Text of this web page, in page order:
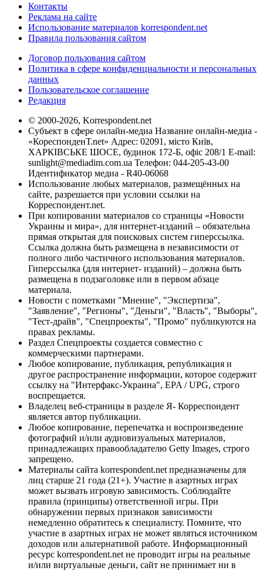
Контакты
Реклама на сайте
Использование материалов korrespondent.net
Правила пользования сайтом
Договор пользования сайтом
Политика в сфере конфиденциальности и персональных
данных
Пользовательское соглашение
Редакция
© 2000-2026, Korrespondent.net
Субъект в сфере онлайн-медиа Название онлайн-медиа -
«КореспонденТ.net» Адрес: 02091, місто Київ,
ХАРКІВСЬКЕ ШОСЕ, будинок 172-Б, офіс 208/1 E-mail:
sunlight@mediadim.com.ua Телефон: 044-205-43-00
Идентификатор медиа - R40-06068
Использование любых материалов, размещённых на
сайте, разрешается при условии ссылки на
Корреспондент.net.
При копировании материалов со страницы «Новости
Украины и мира», для интернет-изданий – обязательна
прямая открытая для поисковых систем гиперссылка.
Ссылка должна быть размещена в независимости от
полного либо частичного использования материалов.
Гиперссылка (для интернет- изданий) – должна быть
размещена в подзаголовке или в первом абзаце
материала.
Новости с пометками "Мнение", "Экспертиза",
"Заявление", "Регионы", "Деньги", "Власть", "Выборы",
"Тест-драйв", "Спецпроекты", "Промо" публикуются на
правах рекламы.
Раздел Спецпроекты создается совместно с
коммерческими партнерами.
Любое копирование, публикация, републикация и
другое распространение информации, которое содержит
ссылку на "Интерфакс-Украина", EPA / UPG, строго
воспрещается.
Владелец веб-страницы в разделе Я- Корреспондент
является автор публикации.
Любое копирование, перепечатка и воспроизведение
фотографий и/или аудиовизуальных материалов,
принадлежащих правообладателю Getty Images, строго
запрещено.
Материалы сайта korrespondent.net предназначены для
лиц старше 21 года (21+). Участие в азартных играх
может вызвать игровую зависимость. Соблюдайте
правила (принципы) ответственной игры. При
обнаружении первых признаков зависимости
немедленно обратитесь к специалисту. Помните, что
участие в азартных играх не может являться источником
доходов или альтернативой работе. Информационный
ресурс korrespondent.net не проводит игры на реальные
и/или виртуальные деньги, сайт не принимает ни в